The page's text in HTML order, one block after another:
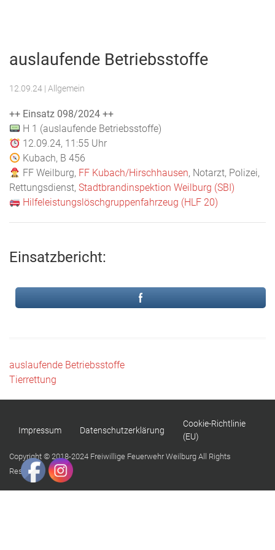
Feuerwehr
auslaufende Betriebsstoffe
12.09.24 | Allgemein
++ Einsatz 098/2024 ++
H 1 (auslaufende Betriebsstoffe)
12.09.24, 11:55 Uhr
Kubach, B 456
FF Weilburg, FF Kubach/Hirschhausen, Notarzt, Polizei,
Rettungsdienst, Stadtbrandinspektion Weilburg (SBI)
Hilfeleistungslöschgruppenfahrzeug (HLF 20)
Einsatzbericht:
Beitragsnavigation
auslaufende Betriebsstoffe
Tierrettung
Impressum Datenschutzerklärung
Cookie-Richtlinie
(EU)
Copyright © 2018-2024 Freiwillige Feuerwehr Weilburg All Rights
Reserved.